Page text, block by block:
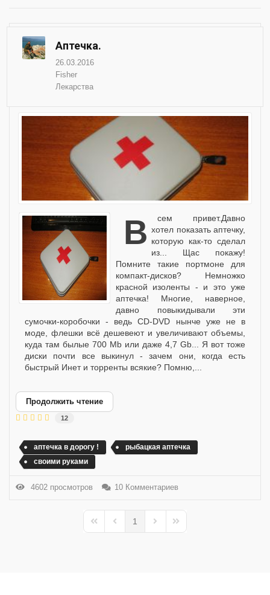
Аптечка.
26.03.2016
Fisher
Лекарства
Всем привет.Давно хотел показать аптечку,
которую как-то сделал
из... Щас покажу!
Помните такие портмоне для
компакт-дисков? Немножко
красной изоленты - и это уже
аптечка! Многие, наверное,
давно повыкидывали эти
сумочки-коробочки - ведь CD-DVD нынче уже не в
моде, флешки всё дешевеют и увеличивают объемы,
куда там былые 700 Mb или даже 4,7 Gb... Я вот тоже
диски почти все выкинул - зачем они, когда есть
быстрый Инет и торренты всякие? Помню,...
Продолжить чтение
12
аптечка в дорогу !
рыбацкая аптечка
своими руками
4602 просмотров 10 Комментариев
First PagePrevious Page
1
Next PageLast Page